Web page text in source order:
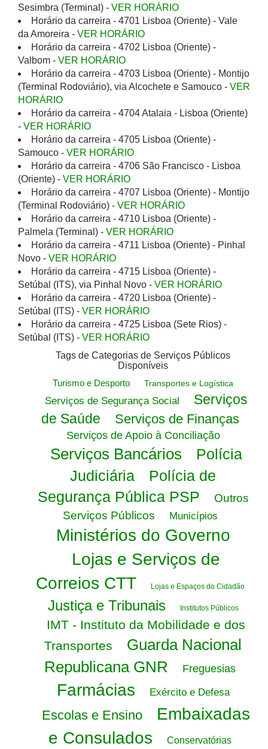
Sesimbra (Terminal) - VER HORÁRIO
Horário da carreira - 4701 Lisboa (Oriente) - Vale
da Amoreira - VER HORÁRIO
Horário da carreira - 4702 Lisboa (Oriente) -
Valbom - VER HORÁRIO
Horário da carreira - 4703 Lisboa (Oriente) - Montijo
(Terminal Rodoviário), via Alcochete e Samouco - VER
HORÁRIO
Horário da carreira - 4704 Atalaia - Lisboa (Oriente)
- VER HORÁRIO
Horário da carreira - 4705 Lisboa (Oriente) -
Samouco - VER HORÁRIO
Horário da carreira - 4706 São Francisco - Lisboa
(Oriente) - VER HORÁRIO
Horário da carreira - 4707 Lisboa (Oriente) - Montijo
(Terminal Rodoviário) - VER HORÁRIO
Horário da carreira - 4710 Lisboa (Oriente) -
Palmela (Terminal) - VER HORÁRIO
Horário da carreira - 4711 Lisboa (Oriente) - Pinhal
Novo - VER HORÁRIO
Horário da carreira - 4715 Lisboa (Oriente) -
Setúbal (ITS), via Pinhal Novo - VER HORÁRIO
Horário da carreira - 4720 Lisboa (Oriente) -
Setúbal (ITS) - VER HORÁRIO
Horário da carreira - 4725 Lisboa (Sete Rios) -
Setúbal (ITS) - VER HORÁRIO
Tags de Categorias de Serviços Públicos
Disponíveis
Turismo e Desporto
Transportes e Logística
Serviços de Segurança Social
Serviços
de Saúde
Serviços de Finanças
Serviços de Apoio à Conciliação
Serviços Bancários
Polícia
Judiciária
Polícia de
Segurança Pública PSP
Outros
Serviços Públicos
Municípios
Ministérios do Governo
Lojas e Serviços de
Correios CTT
Lojas e Espaços do Cidadão
Justiça e Tribunais Institutos Públicos
IMT - Instituto da Mobilidade e dos
Transportes
Guarda Nacional
Republicana GNR
Freguesias
Farmácias Exército e Defesa
Escolas e Ensino
Embaixadas
e Consulados
Conservatórias